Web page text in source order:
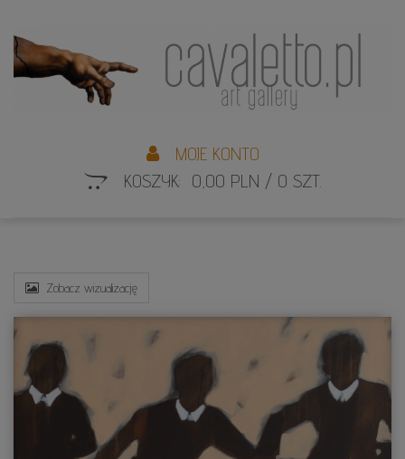
MOJE KONTO
KOSZYK: 0,00 PLN / 0 SZT.
Zobacz wizualizację